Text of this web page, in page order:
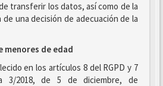
transferir los datos, así como de la
una decisión de adecuación de la
menores de edad
en los artículos 8 del RGPD y 7
3/2018, de 5 de diciembre, de